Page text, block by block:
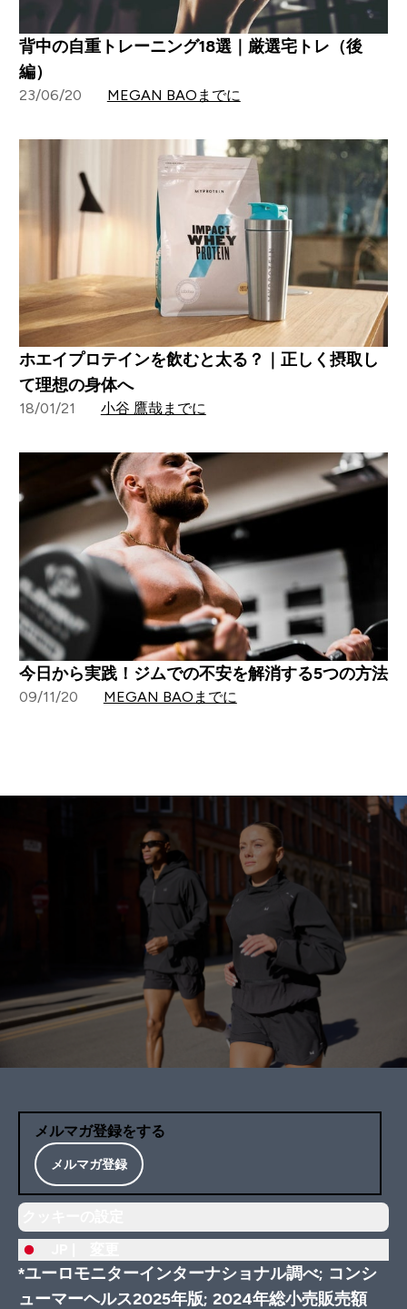
背中の自重トレーニング18選｜厳選宅トレ（後
編）
23/06/20 MEGAN BAOまでに
ホエイプロテインを飲むと太る？｜正しく摂取し
て理想の身体へ
18/01/21 小谷 鷹哉までに
今日から実践！ジムでの不安を解消する5つの方法
09/11/20 MEGAN BAOまでに
メルマガ登録をする
メルマガ登録
*ユーロモニターインターナショナル調べ; コンシ
ューマーヘルス2025年版; 2024年総小売販売額